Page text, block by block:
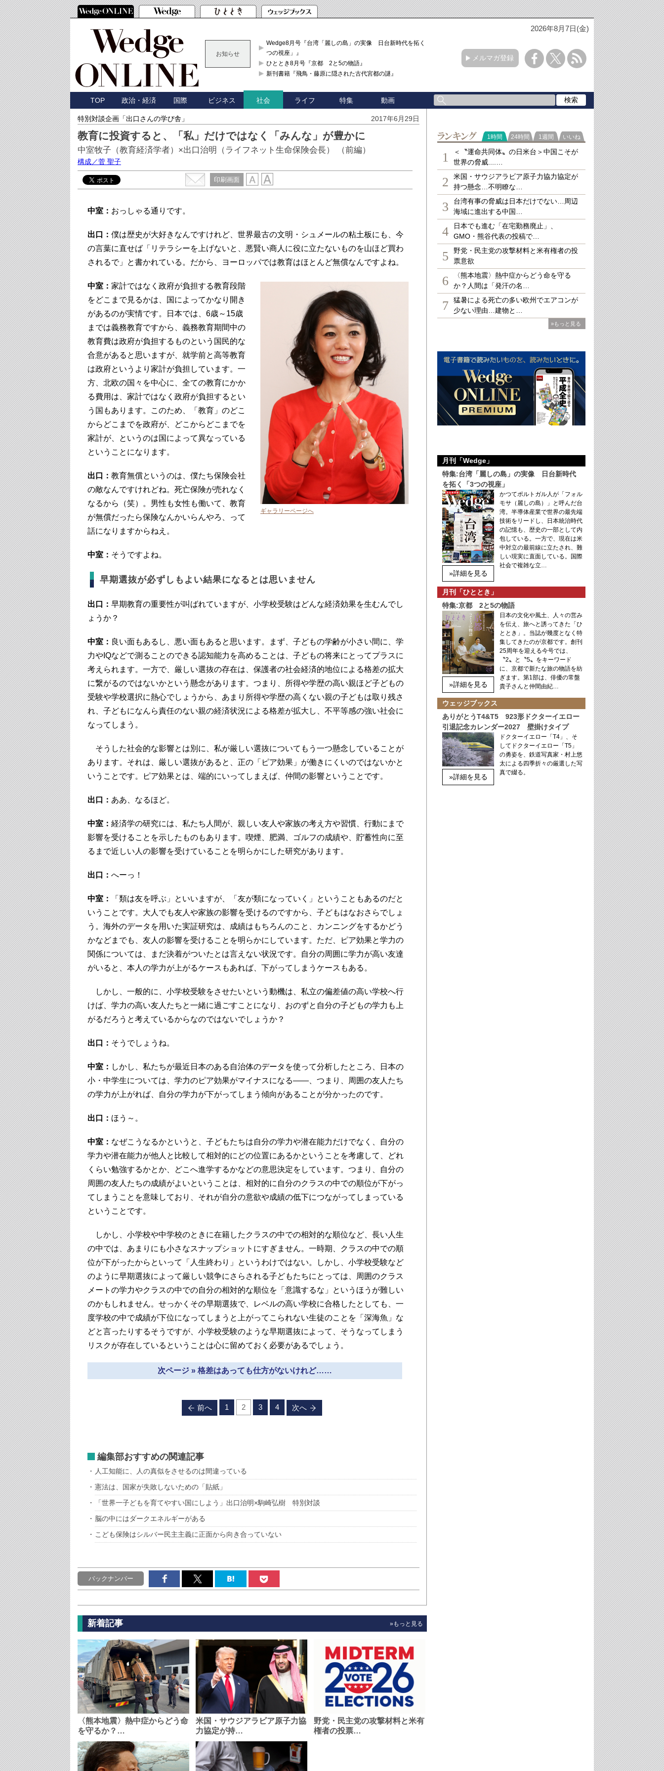
2026年8月7日(金)
お知らせ
Wedge8月号『台湾「麗しの島」の実像 日台新時代を拓く「3
つの視座」』
ひととき8月号『京都 2と5の物語』
新刊書籍『飛鳥・藤原に隠された古代宮都の謎』
メルマガ登録
TOP 政治・経済 国際 ビジネス 社会 ライフ 特集 動画
特別対談企画「出口さんの学び舎」 2017年6月29日
教育に投資すると、「私」だけではなく「みんな」が豊かに
中室牧子（教育経済学者）×出口治明（ライフネット生命保険会長） （前編）
構成／菅 聖子
印刷画面
中室： おっしゃる通りです。
出口： 僕は歴史が大好きなんですけれど、世界最古の文明・シュメールの粘土板にも、今
の言葉に直せば「リテラシーを上げないと、悪賢い商人に役に立たないものを山ほど買わ
されるで」と書かれている。だから、ヨーロッパでは教育はほとんど無償なんですよね。
ギャラリーページへ
中室： 家計ではなく政府が負担する教育段階
をどこまで見るかは、国によってかなり開き
があるのが実情です。日本では、6歳～15歳
までは義務教育ですから、義務教育期間中の
教育費は政府が負担するものという国民的な
合意があると思いますが、就学前と高等教育
は政府というより家計が負担しています。一
方、北欧の国々を中心に、全ての教育にかか
る費用は、家計ではなく政府が負担するとい
う国もあります。このため、「教育」のどこ
からどこまでを政府が、どこからどこまでを
家計が、というのは国によって異なっている
ということになります。
出口： 教育無償というのは、僕たち保険会社
の敵なんですけれどね。死亡保険が売れなく
なるから（笑）。男性も女性も働いて、教育
が無償だったら保険なんかいらんやろ、って
話になりますからねえ。
中室： そうですよね。
早期選抜が必ずしもよい結果になるとは思いません
出口： 早期教育の重要性が叫ばれていますが、小学校受験はどんな経済効果を生むんでし
ょうか？
中室： 良い面もあるし、悪い面もあると思います。まず、子どもの学齢が小さい間に、学
力やIQなどで測ることのできる認知能力を高めることは、子どもの将来にとってプラスに
考えられます。一方で、厳しい選抜の存在は、保護者の社会経済的地位による格差の拡大
に繋がるのではないかという懸念があります。つまり、所得や学歴の高い親ほど子どもの
受験や学校選択に熱心でしょうから、あまり所得や学歴の高くない親の子どもは取り残さ
れ、子どもになんら責任のない親の経済状況による格差が拡大し、不平等感の強い社会に
なってしまう。
そうした社会的な影響とは別に、私が厳しい選抜についてもう一つ懸念していることが
あります。それは、厳しい選抜があると、正の「ピア効果」が働きにくいのではないかと
いうことです。ピア効果とは、端的にいってしまえば、仲間の影響ということです。
出口： ああ、なるほど。
中室： 経済学の研究には、私たち人間が、親しい友人や家族の考え方や習慣、行動にまで
影響を受けることを示したものもあります。喫煙、肥満、ゴルフの成績や、貯蓄性向に至
るまで近しい人の影響を受けていることを明らかにした研究があります。
出口： へーっ！
中室：
「類は友を呼ぶ」といいますが、「友が類になっていく」ということもあるのだと
いうことです。大人でも友人や家族の影響を受けるのですから、子どもはなおさらでしょ
う。海外のデータを用いた実証研究は、成績はもちろんのこと、カンニングをするかどう
かなどまでも、友人の影響を受けることを明らかにしています。ただ、ピア効果と学力の
関係については、まだ決着がついたとは言えない状況です。自分の周囲に学力が高い友達
がいると、本人の学力が上がるケースもあれば、下がってしまうケースもある。
しかし、一般的に、小学校受験をさせたいという動機は、私立の偏差値の高い学校へ行
けば、学力の高い友人たちと一緒に過ごすことになり、おのずと自分の子どもの学力も上
がるだろうと考えているからなのではないでしょうか？
出口： そうでしょうね。
中室： しかし、私たちが最近日本のある自治体のデータを使って分析したところ、日本の
小・中学生については、学力のピア効果がマイナスになる――、つまり、周囲の友人たち
の学力が上がれば、自分の学力が下がってしまう傾向があることが分かったのです。
出口： ほう～。
中室： なぜこうなるかというと、子どもたちは自分の学力や潜在能力だけでなく、自分の
学力や潜在能力が他人と比較して相対的にどの位置にあるかということを考慮して、どれ
くらい勉強するかとか、どこへ進学するかなどの意思決定をしています。つまり、自分の
周囲の友人たちの成績がよいということは、相対的に自分のクラスの中での順位が下がっ
てしまうことを意味しており、それが自分の意欲や成績の低下につながってしまっている
ということです。
しかし、小学校や中学校のときに在籍したクラスの中での相対的な順位など、長い人生
の中では、あまりにも小さなスナップショットにすぎません。一時期、クラスの中での順
位が下がったからといって「人生終わり」というわけではない。しかし、小学校受験など
のように早期選抜によって厳しい競争にさらされる子どもたちにとっては、周囲のクラス
メートの学力やクラスの中での自分の相対的な順位を「意識するな」というほうが難しい
のかもしれません。せっかくその早期選抜で、レベルの高い学校に合格したとしても、一
度学校の中で成績が下位になってしまうと上がってこられない生徒のことを「深海魚」な
どと言ったりするそうですが、小学校受験のような早期選抜によって、そうなってしまう
リスクが存在しているということは心に留めておく必要があるでしょう。
次ページ » 格差はあっても仕方がないけれど……
前へ 1 2 3 4 次へ
編集部おすすめの関連記事
人工知能に、人の真似をさせるのは間違っている
憲法は、国家が失敗しないための「貼紙」
「世界一子どもを育てやすい国にしよう」出口治明×駒崎弘樹 特別対談
脳の中にはダークエネルギーがある
こども保険はシルバー民主主義に正面から向き合っていない
バックナンバー
新着記事 »もっと見る
〈熊本地震〉熱中症からどう命
を守るか？…
米国・サウジアラビア原子力協
力協定が持…
野党・民主党の攻撃材料と米有
権者の投票…
ランキング
1時間 24時間 1週間 いいね
1
＜〝運命共同体〟の日米台＞中国こそが
世界の脅威....…
2
米国・サウジアラビア原子力協力協定が
持つ懸念…不明瞭な…
3
台湾有事の脅威は日本だけでない…周辺
海域に進出する中国…
4
日本でも進む「在宅勤務廃止」、
GMO・熊谷代表の投稿で…
5
野党・民主党の攻撃材料と米有権者の投
票意欲
6
〈熊本地震〉熱中症からどう命を守る
か？人間は「発汗の名…
7
猛暑による死亡の多い欧州でエアコンが
少ない理由…建物と…
»もっと見る
月刊「Wedge」
特集:台湾「麗しの島」の実像 日台新時代
を拓く「3つの視座」
»詳細を見る
かつてポルトガル人が「フォル
モサ（麗しの島）」と呼んだ台
湾。半導体産業で世界の最先端
技術をリードし、日本統治時代
の記憶も、歴史の一部として内
包している。一方で、現在は米
中対立の最前線に立たされ、難
しい現実に直面している。国際
社会で複雑な立…
月刊「ひととき」
特集:京都 2と5の物語
»詳細を見る
日本の文化や風土、人々の営み
を伝え、旅へと誘ってきた「ひ
ととき」。当誌が幾度となく特
集してきたのが京都です。創刊
25周年を迎える今号では、
〝2〟と〝5〟をキーワード
に、京都で新たな旅の物語を紡
ぎます。第1部は、俳優の常盤
貴子さんと仲間由紀…
ウェッジブックス
ありがとうT4&T5 923形ドクターイエロー
引退記念カレンダー2027 壁掛けタイプ
»詳細を見る
ドクターイエロー「T4」、そ
してドクターイエロー「T5」
の勇姿を、鉄道写真家・村上悠
太による四季折々の厳選した写
真で綴る。